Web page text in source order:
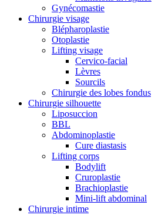
Gynécomastie
Chirurgie visage
Blépharoplastie
Otoplastie
Lifting visage
Cervico-facial
Lèvres
Sourcils
Chirurgie des lobes fondus
Chirurgie silhouette
Liposuccion
BBL
Abdominoplastie
Cure diastasis
Lifting corps
Bodylift
Cruroplastie
Brachioplastie
Mini-lift abdominal
Chirurgie intime